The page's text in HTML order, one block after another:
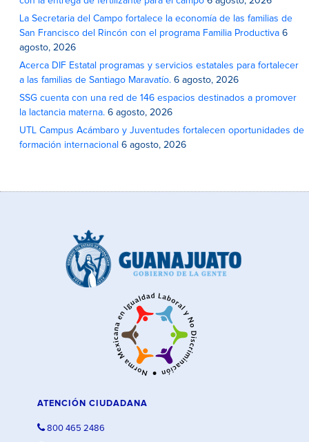
La Secretaria del Campo fortalece la economía de las familias de
San Francisco del Rincón con el programa Familia Productiva 6
agosto, 2026
Acerca DIF Estatal programas y servicios estatales para fortalecer
a las familias de Santiago Maravatío. 6 agosto, 2026
SSG cuenta con una red de 146 espacios destinados a promover
la lactancia materna. 6 agosto, 2026
UTL Campus Acámbaro y Juventudes fortalecen oportunidades de
formación internacional 6 agosto, 2026
ATENCIÓN CIUDADANA
800 465 2486